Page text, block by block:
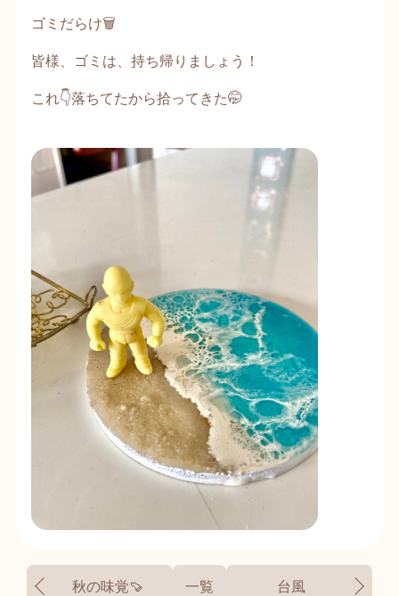
ゴミだらけ🗑️
皆様、ゴミは、持ち帰りましょう！
これ👇落ちてたから拾ってきた🤭
秋の味覚🍠 一覧 台風